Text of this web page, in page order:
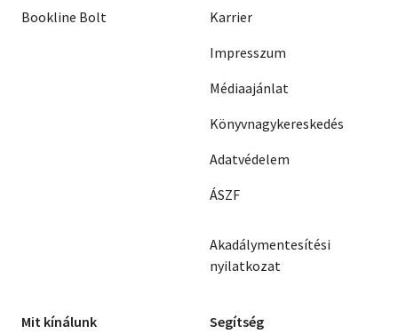
Bookline Bolt
Karrier
Impresszum
Médiaajánlat
Könyvnagykereskedés
Adatvédelem
ÁSZF
Akadálymentesítési
nyilatkozat
Mit kínálunk Segítség